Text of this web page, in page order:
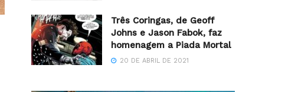
Três Coringas, de Geoff
Johns e Jason Fabok, faz
homenagem a Piada Mortal
20 DE ABRIL DE 2021